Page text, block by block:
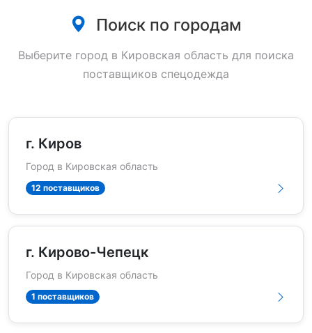
Поиск по городам
Выберите город в Кировская область для поиска
поставщиков спецодежда
г. Киров
Город в Кировская область
12 поставщиков
г. Кирово-Чепецк
Город в Кировская область
1 поставщиков